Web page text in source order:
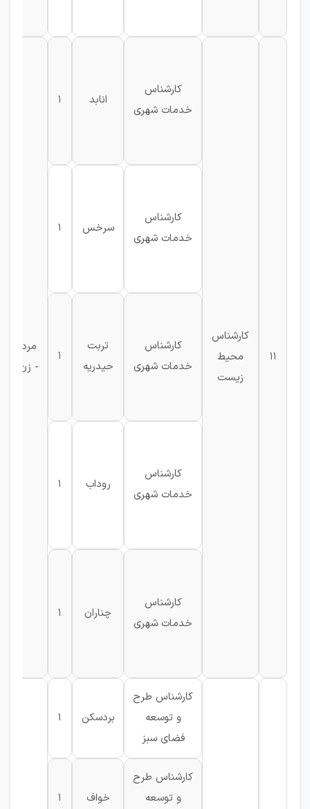
11
کارشناس
محیط
زیست
کارشناس
خدمات شهری
انابد 1
مرد
- زن
کارشناس
خدمات شهری
سرخس 1
کارشناس
خدمات شهری
تربت
حیدریه
1
کارشناس
خدمات شهری
روداب 1
کارشناس
خدمات شهری
چناران 1
کارشناس طرح
و توسعه
فضای سبز
بردسکن 1
کارشناس طرح
و توسعه
خواف 1